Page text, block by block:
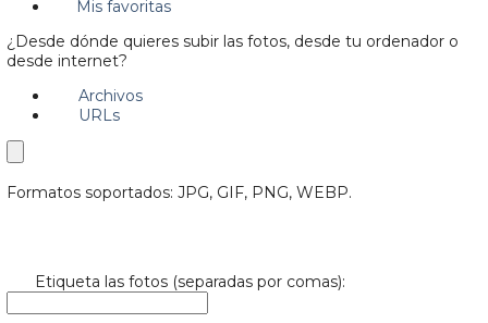
Mis favoritas
¿Desde dónde quieres subir las fotos, desde tu ordenador o
desde internet?
Archivos
URLs
Formatos soportados: JPG, GIF, PNG, WEBP.
Etiqueta las fotos (separadas por comas):